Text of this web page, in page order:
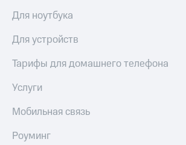
Для ноутбука
Для устройств
Тарифы для домашнего телефона
Услуги
Мобильная связь
Роуминг